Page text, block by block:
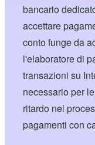
bancario
accettare
conto funge da
l'elaboratore di
transazioni su
necessario per
ritardo nel
pagamenti con